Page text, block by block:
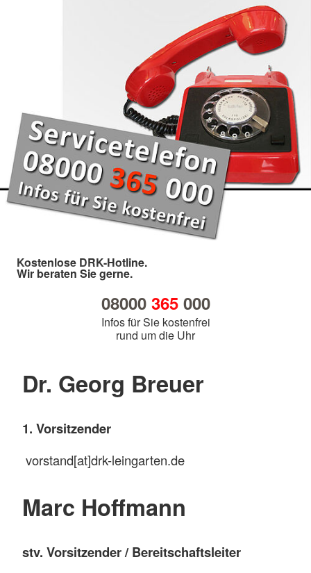
Kostenlose DRK-Hotline.
Wir beraten Sie gerne.
08000 365000
Infos für Sie kostenfrei
rund um die Uhr
Dr. Georg Breuer
1. Vorsitzender
vorstand[at]drk-leingarten.de
Marc Hoffmann
stv. Vorsitzender / Bereitschaftsleiter